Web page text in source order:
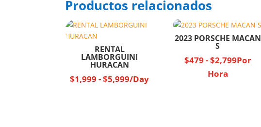
Productos relacionados
RENTAL
LAMBORGUINI
HURACAN
$1,999 -$5,999/Day
2023 PORSCHE MACAN
S
$479 -$2,799Por
Hora